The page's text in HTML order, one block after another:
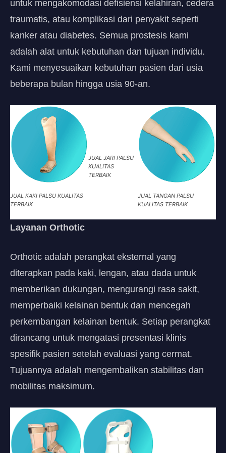
untuk mengakomodasi defisiensi kelahiran, cedera
traumatis, atau komplikasi dari penyakit seperti
kanker atau diabetes. Semua prostesis kami
adalah alat untuk kebutuhan dan tujuan individu.
Kami menyesuaikan kebutuhan pasien dari usia
beberapa bulan hingga usia 90-an.
JUAL KAKI PALSU KUALITAS
TERBAIK
JUAL JARI PALSU
KUALITAS
TERBAIK
JUAL TANGAN PALSU
KUALITAS TERBAIK
Layanan Orthotic
Orthotic adalah perangkat eksternal yang
diterapkan pada kaki, lengan, atau dada untuk
memberikan dukungan, mengurangi rasa sakit,
memperbaiki kelainan bentuk dan mencegah
perkembangan kelainan bentuk. Setiap perangkat
dirancang untuk mengatasi presentasi klinis
spesifik pasien setelah evaluasi yang cermat.
Tujuannya adalah mengembalikan stabilitas dan
mobilitas maksimum.